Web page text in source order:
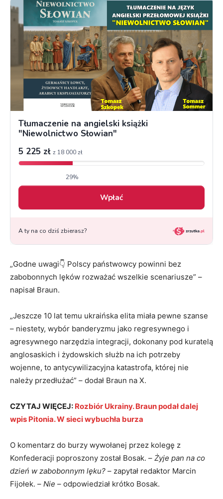
„Godne uwagi👇 Polscy państwowcy powinni bez
zabobonnych lęków rozważać wszelkie scenariusze” –
napisał Braun.
„Jeszcze 10 lat temu ukraińska elita miała pewne szanse
– niestety, wybór banderyzmu jako regresywnego i
agresywnego narzędzia integracji, dokonany pod kuratelą
anglosaskich i żydowskich służb na ich potrzeby
wojenne, to antycywilizacyjna katastrofa, której nie
należy przedłużać” – dodał Braun na X.
CZYTAJ WIĘCEJ: Rozbiór Ukrainy. Braun podał dalej
wpis Pitonia. W sieci wybuchła burza
O komentarz do burzy wywołanej przez kolegę z
Konfederacji poproszony został Bosak. – Żyje pan na co
dzień w zabobonnym lęku? – zapytał redaktor Marcin
Fijołek. – Nie – odpowiedział krótko Bosak.